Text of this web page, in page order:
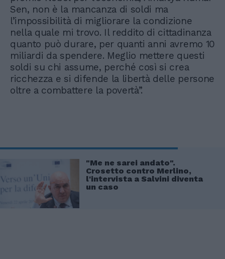
Sen, non è la mancanza di soldi ma
l’impossibilità di migliorare la condizione
nella quale mi trovo. Il reddito di cittadinanza
quanto può durare, per quanti anni avremo 10
miliardi da spendere. Meglio mettere questi
soldi su chi assume, perché così si crea
ricchezza e si difende la libertà delle persone
oltre a combattere la povertà”.
"Me ne sarei andato".
Crosetto contro Merlino,
l'intervista a Salvini diventa
un caso